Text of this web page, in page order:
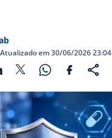
Atualizado em 30/06/2026 23:04